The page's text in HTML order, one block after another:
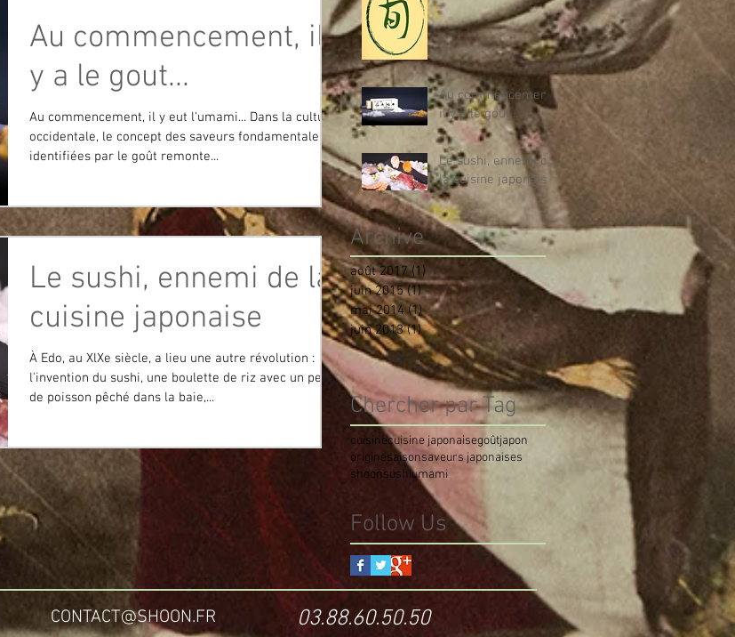
Au commencement, il
y a le gout...
Au commencement, il y eut l'umami... Dans la culture
occidentale, le concept des saveurs fondamentales
identifiées par le goût remonte...
Le sushi, ennemi de la
cuisine japonaise
À Edo, au XlXe siècle, a lieu une autre révolution :
l'invention du sushi, une boulette de riz avec un peu
de poisson pêché dans la baie,...
Au commencement,
il y a le gout...
Le sushi, ennemi de
la cuisine japonaise
Archive
août 2017 (1)1 post
juin 2015 (1)1 post
mai 2014 (1)1 post
juin 2013 (1)1 post
Chercher par Tag
cuisinecuisine japonaisegoûtjapon
originesaisonsaveurs japonaises
shoonsushiumami
Follow Us
CONTACT@SHOON.FR 03.88.60.50.50